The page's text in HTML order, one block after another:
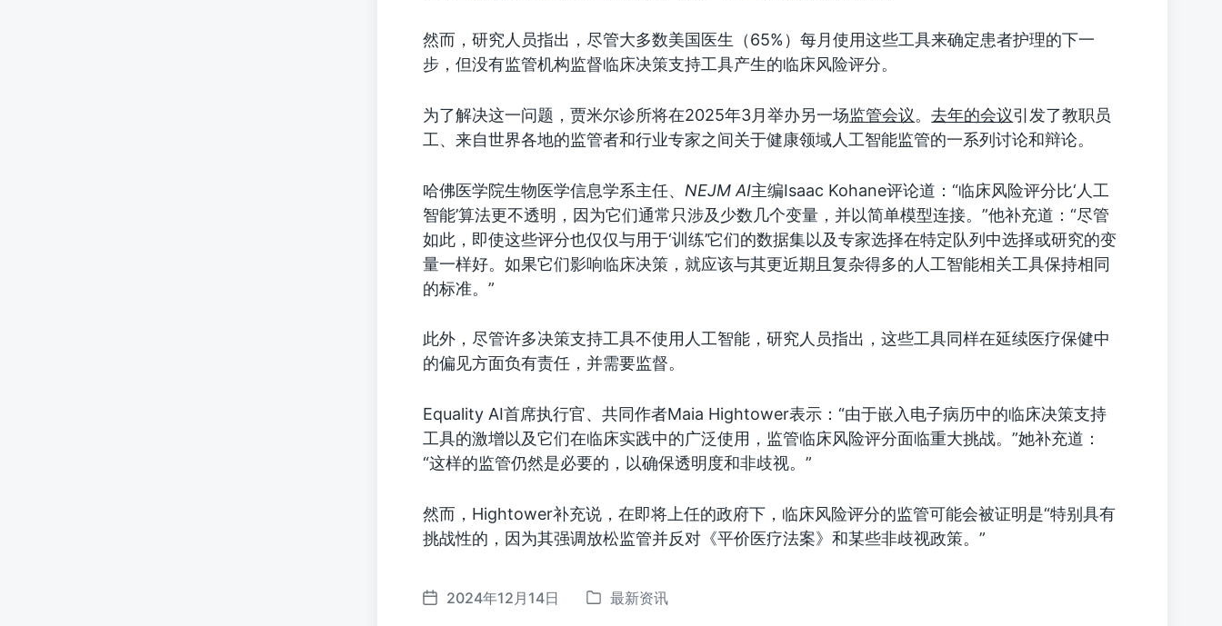
然而，研究人员指出，尽管大多数美国医生（65%）每月使用这些工具来确定患者护理的下一
步，但没有监管机构监督临床决策支持工具产生的临床风险评分。
为了解决这一问题，贾米尔诊所将在2025年3月举办另一场监管会议。去年的会议引发了教职员
工、来自世界各地的监管者和行业专家之间关于健康领域人工智能监管的一系列讨论和辩论。
哈佛医学院生物医学信息学系主任、 NEJM AI主编Isaac Kohane评论道：“临床风险评分比‘人工
智能’算法更不透明，因为它们通常只涉及少数几个变量，并以简单模型连接。”他补充道：“尽管
如此，即使这些评分也仅仅与用于‘训练’它们的数据集以及专家选择在特定队列中选择或研究的变
量一样好。如果它们影响临床决策，就应该与其更近期且复杂得多的人工智能相关工具保持相同
的标准。”
此外，尽管许多决策支持工具不使用人工智能，研究人员指出，这些工具同样在延续医疗保健中
的偏见方面负有责任，并需要监督。
Equality AI首席执行官、共同作者Maia Hightower表示：“由于嵌入电子病历中的临床决策支持
工具的激增以及它们在临床实践中的广泛使用，监管临床风险评分面临重大挑战。”她补充道：
“这样的监管仍然是必要的，以确保透明度和非歧视。”
然而，Hightower补充说，在即将上任的政府下，临床风险评分的监管可能会被证明是“特别具有
挑战性的，因为其强调放松监管并反对《平价医疗法案》和某些非歧视政策。”
发
2024年12月14日
发
最新资讯